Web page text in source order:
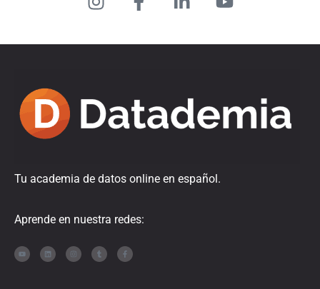
Tu academia de datos online en español.
Aprende en nuestra redes: